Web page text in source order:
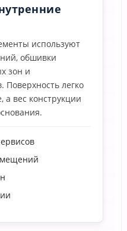
используют
обшивки
зон и
Поверхность легко
а вес конструкции